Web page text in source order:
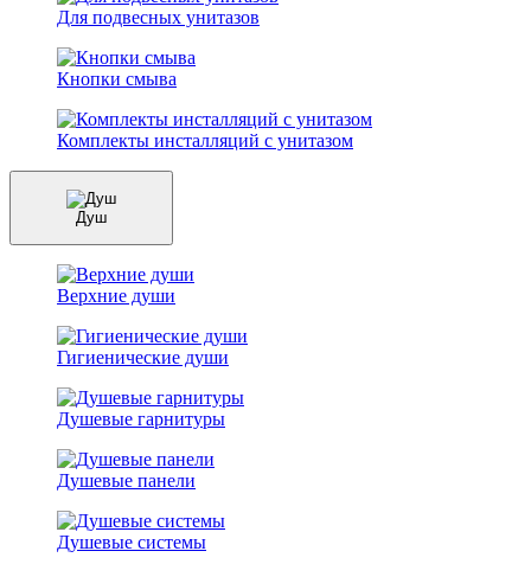
Для подвесных унитазов
Кнопки смыва
Комплекты инсталляций с унитазом
Душ
Верхние души
Гигиенические души
Душевые гарнитуры
Душевые панели
Душевые системы